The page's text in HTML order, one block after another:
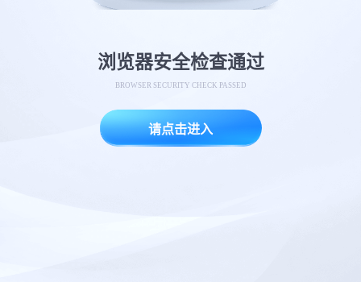
浏览器安全检查通过
BROWSER SECURITY CHECK PASSED
请点击进入